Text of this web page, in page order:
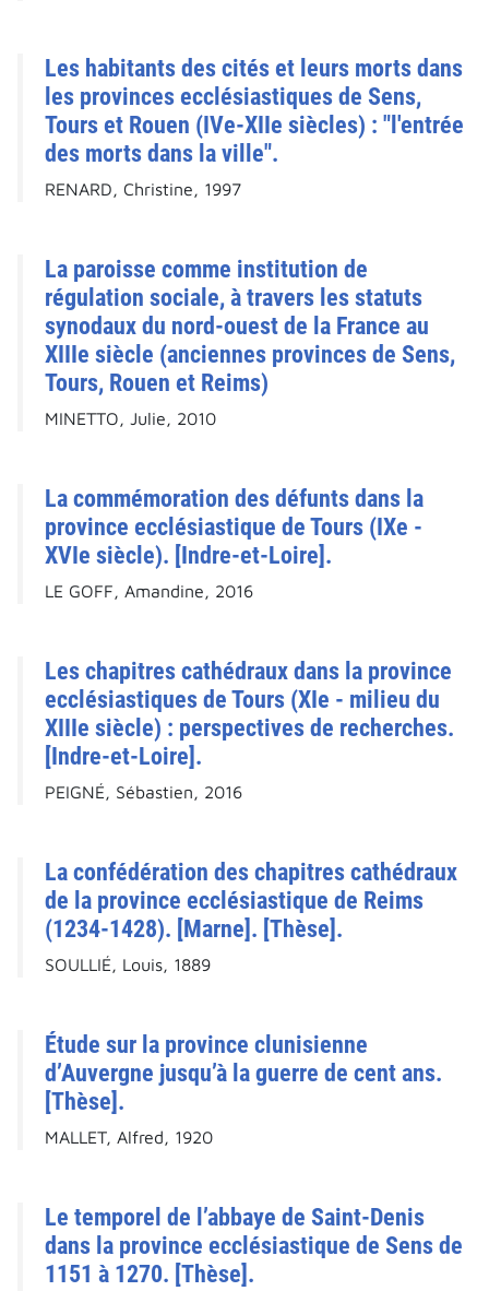
Les habitants des cités et leurs morts dans
les provinces ecclésiastiques de Sens,
Tours et Rouen (IVe-XIIe siècles) : "l'entrée
des morts dans la ville".
RENARD, Christine, 1997
La paroisse comme institution de
régulation sociale, à travers les statuts
synodaux du nord-ouest de la France au
XIIIe siècle (anciennes provinces de Sens,
Tours, Rouen et Reims)
MINETTO, Julie, 2010
La commémoration des défunts dans la
province ecclésiastique de Tours (IXe -
XVIe siècle). [Indre-et-Loire].
LE GOFF, Amandine, 2016
Les chapitres cathédraux dans la province
ecclésiastiques de Tours (XIe - milieu du
XIIIe siècle) : perspectives de recherches.
[Indre-et-Loire].
PEIGNÉ, Sébastien, 2016
La confédération des chapitres cathédraux
de la province ecclésiastique de Reims
(1234-1428). [Marne]. [Thèse].
SOULLIÉ, Louis, 1889
Étude sur la province clunisienne
d’Auvergne jusqu’à la guerre de cent ans.
[Thèse].
MALLET, Alfred, 1920
Le temporel de l’abbaye de Saint-Denis
dans la province ecclésiastique de Sens de
1151 à 1270. [Thèse].